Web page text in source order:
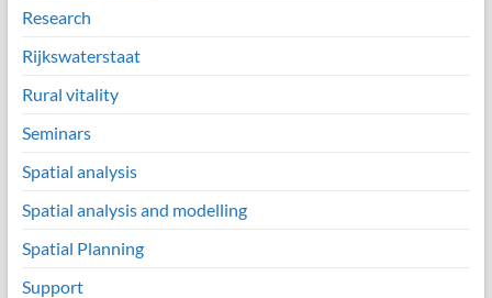
Research
Rijkswaterstaat
Rural vitality
Seminars
Spatial analysis
Spatial analysis and modelling
Spatial Planning
Support